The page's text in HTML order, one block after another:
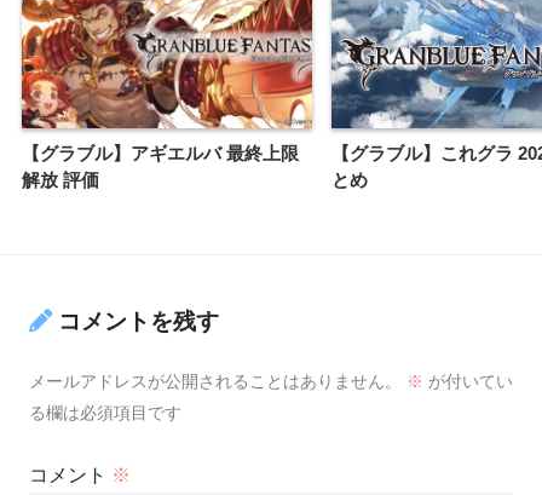
【グラブル】アギエルバ 最終上限
解放 評価
【グラブル】これグラ
とめ
コメントを残す
メールアドレスが公開されることはありません。 ※ が付いてい
る欄は必須項目です
コメント ※